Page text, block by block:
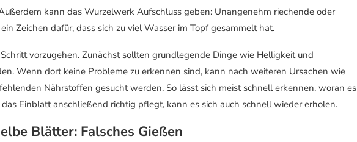
kann das Wurzelwerk Aufschluss geben: Unangenehm riechende oder
Zeichen dafür, dass sich zu viel Wasser im Topf gesammelt hat.
vorzugehen. Zunächst sollten grundlegende Dinge wie Helligkeit und
Wenn dort keine Probleme zu erkennen sind, kann nach weiteren Ursachen wie
Nährstoffen gesucht werden. So lässt sich meist schnell erkennen, woran es
Einblatt anschließend richtig pflegt, kann es sich auch schnell wieder erholen.
Blätter: Falsches Gießen